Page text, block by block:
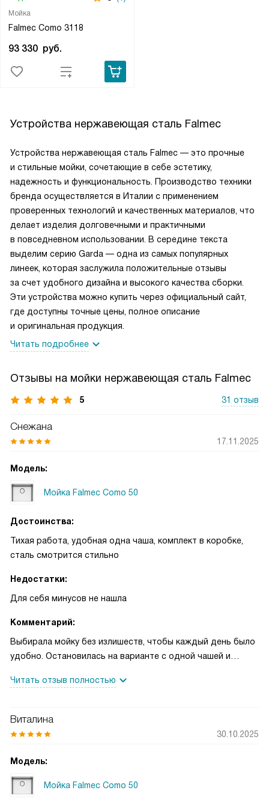
Мойка
Falmec Como 3118
93 330 руб.
Устройства нержавеющая сталь Falmec
Устройства нержавеющая сталь Falmec — это прочные
и стильные мойки, сочетающие в себе эстетику,
надежность и функциональность. Производство техники
бренда осуществляется в Италии с применением
проверенных технологий и качественных материалов, что
делает изделия долговечными и практичными
в повседневном использовании. В середине текста
выделим серию Garda — одна из самых популярных
линеек, которая заслужила положительные отзывы
за счет удобного дизайна и высокого качества сборки.
Эти устройства можно купить через официальный сайт,
где доступны точные цены, полное описание
и оригинальная продукция.
Читать подробнее
Отзывы на мойки нержавеющая сталь Falmec
5 31 отзыв
Снежана
17.11.2025
Модель:
Мойка Falmec Como 50
Достоинства:
Тихая работа, удобная одна чаша, комплект в коробке,
сталь смотрится стильно
Недостатки:
Для себя минусов не нашла
Комментарий:
Выбирала мойку без излишеств, чтобы каждый день было
удобно. Остановилась на варианте с одной чашей и
самым логичным решением. Монтаж сделали «над
сильно тянуться — привычнее ставить посуду, движения
естественные. В комплекте был набор для монтажа,
спокойно за один вечер. По опыту использования поняла,
без суеты, не устраивая переселений тарелок туда‑сюда.
Читать отзыв полностью
Виталина
30.10.2025
Модель:
Мойка Falmec Como 50